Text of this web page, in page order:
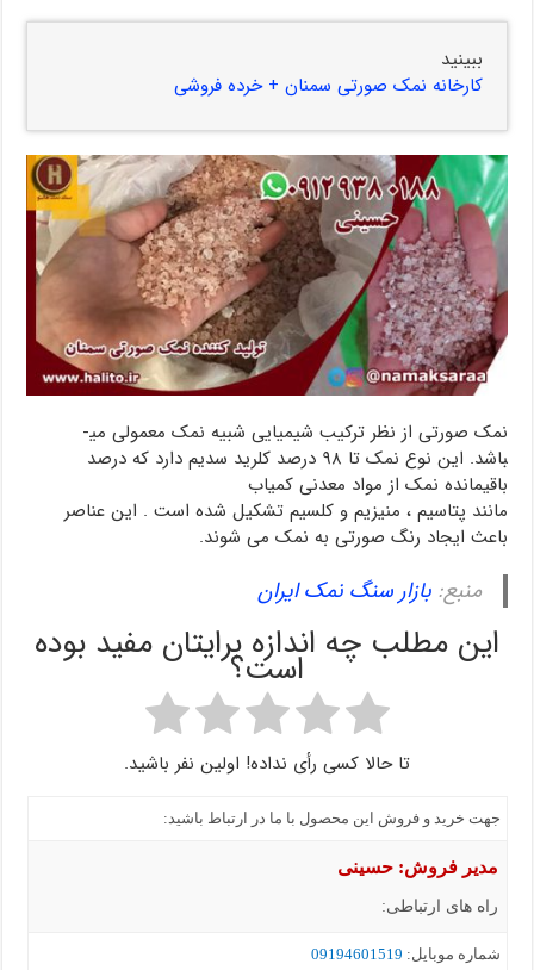
ببینید
کارخانه نمک صورتی سمنان + خرده فروشی
نمک صورتی از نظر ترکیب شیمیایی شبیه نمک معمولی می­
باشد. این نوع نمک تا ۹۸ درصد کلرید سدیم دارد که درصد
باقیمانده نمک از مواد معدنی کمیاب
مانند پتاسیم ، منیزیم و کلسیم تشکیل شده است . این عناصر
باعث ایجاد رنگ صورتی به نمک می شوند.
منبع:بازار سنگ نمک ایران
این مطلب چه اندازه برایتان مفید بوده
است؟
تا حالا کسی رأی نداده! اولین نفر باشید.
جهت خرید و فروش این محصول با ما در ارتباط باشید:
مدیر فروش: حسینی
راه های ارتباطی:
شماره موبايل: 09194601519